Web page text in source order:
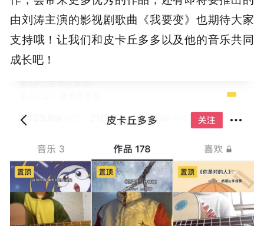
由刘涛主演的影视剧歌曲《我要变》也期待大家
支持哦！让我们和皮卡丘多多以及他的音乐共同
成长吧！